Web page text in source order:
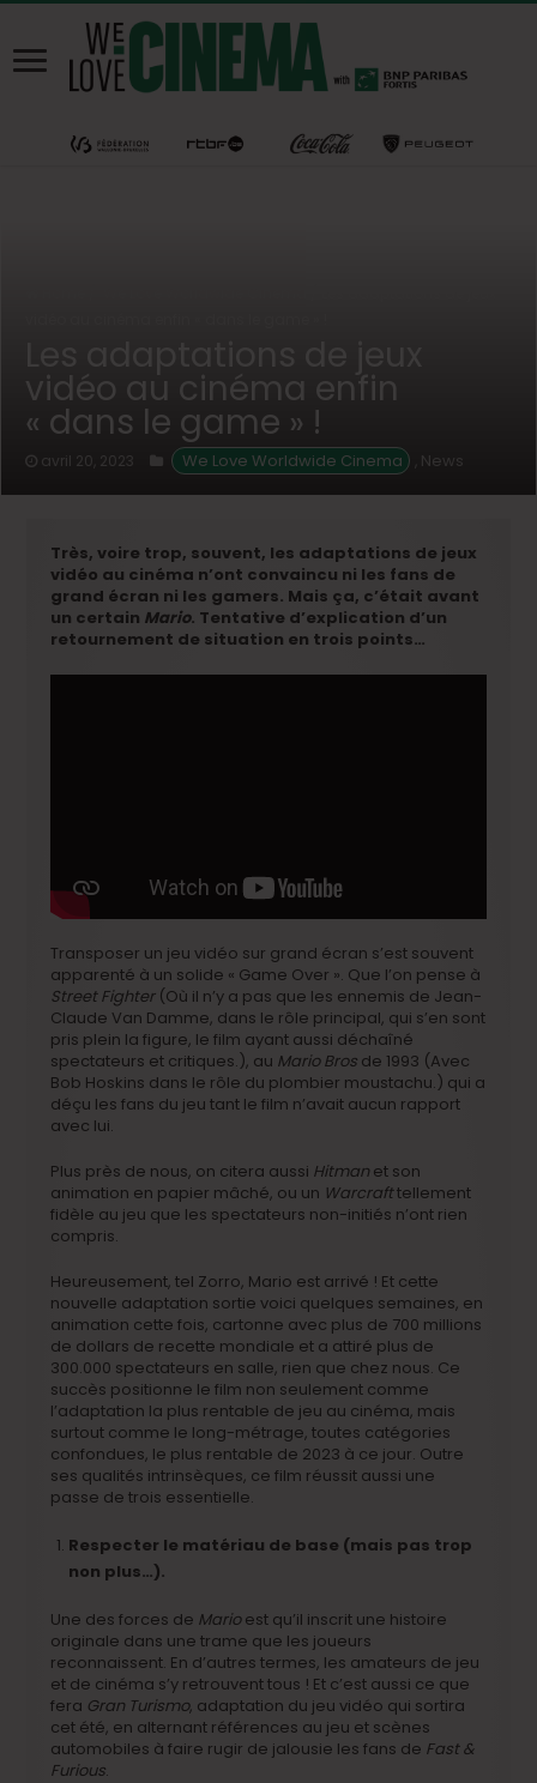
vidéo au cinéma enfin
« dans le game » !
avril 20, 2023 We Love Worldwide Cinema News
Très, voire trop, souvent, les adaptations de jeux
vidéo au cinéma n’ont convaincu ni les fans de
grand écran ni les gamers. Mais ça, c’était avant
un certain Mario. Tentative d’explication d’un
retournement de situation en trois points…
Transposer un jeu vidéo sur grand écran s’est souvent
apparenté à un solide « Game Over ». Que l’on pense à
Street Fighter(Où il n’y a pas que les ennemis de Jean-
Claude Van Damme, dans le rôle principal, qui s’en sont
pris plein la figure, le film ayant aussi déchaîné
spectateurs et critiques.), au Mario Bros de 1993 (Avec
Bob Hoskins dans le rôle du plombier moustachu.) qui a
déçu les fans du jeu tant le film n’avait aucun rapport
avec lui.
Plus près de nous, on citera aussi Hitman et son
animation en papier mâché, ou un Warcrafttellement
fidèle au jeu que les spectateurs non-initiés n’ont rien
compris.
Heureusement, tel Zorro, Mario est arrivé ! Et cette
nouvelle adaptation sortie voici quelques semaines, en
animation cette fois, cartonne avec plus de 700 millions
de dollars de recette mondiale et a attiré plus de
300.000 spectateurs en salle, rien que chez nous. Ce
succès positionne le film non seulement comme
l’adaptation la plus rentable de jeu au cinéma, mais
surtout comme le long-métrage, toutes catégories
confondues, le plus rentable de 2023 à ce jour. Outre
ses qualités intrinsèques, ce film réussit aussi une
passe de trois essentielle.
Respecter le matériau de base (mais pas trop
non plus…).
Une des forces de Marioest qu’il inscrit une histoire
originale dans une trame que les joueurs
reconnaissent. En d’autres termes, les amateurs de jeu
et de cinéma s’y retrouvent tous ! Et c’est aussi ce que
fera Gran Turismo, adaptation du jeu vidéo qui sortira
cet été, en alternant références au jeu et scènes
automobiles à faire rugir de jalousie les fans de Fast &
Furious.